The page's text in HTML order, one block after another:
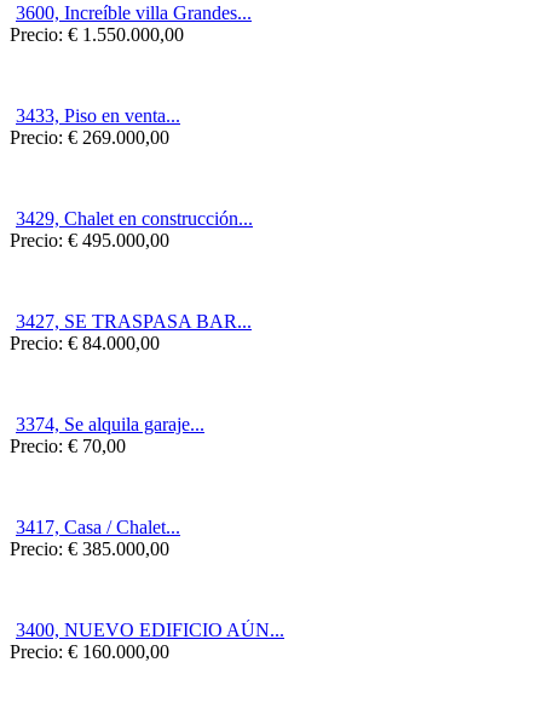
3600, Increíble villa Grandes...
Precio: € 1.550.000,00
3433, Piso en venta...
Precio: € 269.000,00
3429, Chalet en construcción...
Precio: € 495.000,00
3427, SE TRASPASA BAR...
Precio: € 84.000,00
3374, Se alquila garaje...
Precio: € 70,00
3417, Casa / Chalet...
Precio: € 385.000,00
3400, NUEVO EDIFICIO AÚN...
Precio: € 160.000,00